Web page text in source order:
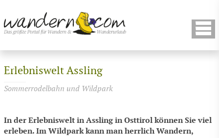
Erlebniswelt Assling
Sommerrodelbahn und Wildpark
In der Erlebniswelt in Assling in Osttirol können Sie viel
erleben. Im Wildpark kann man herrlich Wandern,